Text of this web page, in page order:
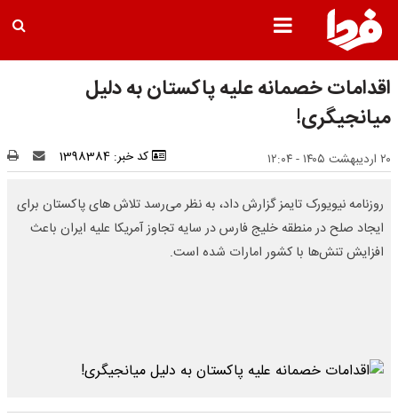
اقدامات خصمانه علیه پاکستان به دلیل
میانجیگری!
۲۰ اردیبهشت ۱۴۰۵ - ۱۲:۰۴ کد خبر: 1398384
روزنامه نیویورک تایمز گزارش داد، به نظر می‌رسد تلاش های پاکستان برای
ایجاد صلح در منطقه خلیج فارس در سایه تجاوز آمریکا علیه ایران باعث
افزایش تنش‌ها با کشور امارات شده است.